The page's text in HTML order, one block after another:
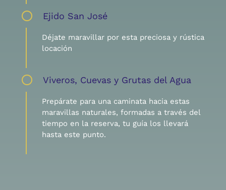
Ejido San José
Déjate maravillar por esta preciosa y rústica
locación
Viveros, Cuevas y Grutas del Agua
Prepárate para una caminata hacia estas
maravillas naturales, formadas a través del
tiempo en la reserva, tu guía los llevará
hasta este punto.